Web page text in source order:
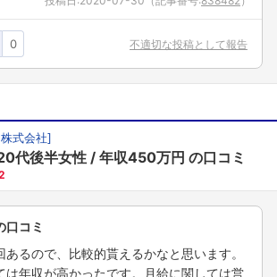
0 不適切な投稿として報告
式会社]
代後半女性 年収450万円 の口コミ
口コミ
あるので、比較的貰えるかなと思います。
は年収が高かったです。月給に関しては営